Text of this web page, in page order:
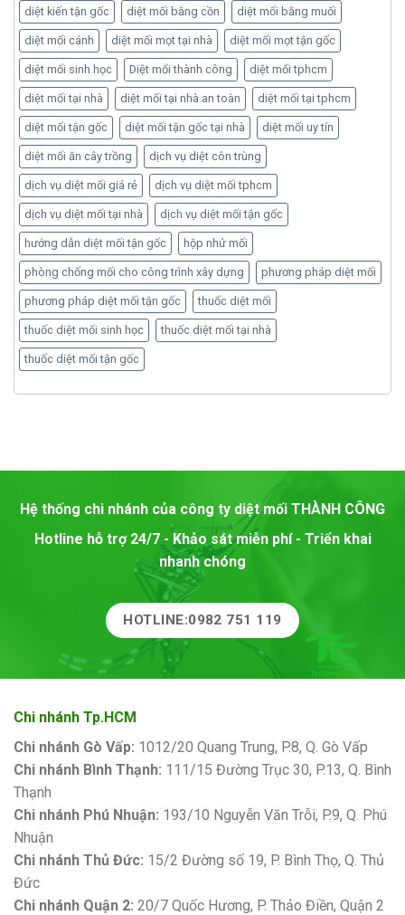
diệt kiến tận gốc diệt mối bằng cồn diệt mối bằng muối
diệt mối cánh diệt mối mọt tại nhà diệt mối mọt tận gốc
diệt mối sinh học Diệt mối thành công diệt mối tphcm
diệt mối tại nhà diệt mối tại nhà an toàn diệt mối tại tphcm
diệt mối tận gốc diệt mối tận gốc tại nhà diệt mối uy tín
diệt mối ăn cây trồng dịch vụ diệt côn trùng
dịch vụ diệt mối giá rẻ dịch vụ diệt mối tphcm
dịch vụ diệt mối tại nhà dịch vụ diệt mối tận gốc
hướng dẫn diệt mối tận gốc hộp nhử mối
phòng chống mối cho công trình xây dựng phương pháp diệt mối
phương pháp diệt mối tận gốc thuốc diệt mối
thuốc diệt mối sinh học thuốc diệt mối tại nhà
thuốc diệt mối tận gốc
Hệ thống chi nhánh của công ty diệt mối THÀNH CÔNG
Hotline hỗ trợ 24/7 - Khảo sát miễn phí - Triển khai
nhanh chóng
HOTLINE:0982 751 119
Chi nhánh Tp.HCM
Chi nhánh Gò Vấp: 1012/20 Quang Trung, P.8, Q. Gò Vấp
Chi nhánh Bình Thạnh: 111/15 Đường Trục 30, P.13, Q. Bình
Thạnh
Chi nhánh Phú Nhuận: 193/10 Nguyễn Văn Trỗi, P.9, Q. Phú
Nhuận
Chi nhánh Thủ Đức: 15/2 Đường số 19, P. Bình Thọ, Q. Thủ
Đức
Chi nhánh Quận 2: 20/7 Quốc Hương, P. Thảo Điền, Quận 2